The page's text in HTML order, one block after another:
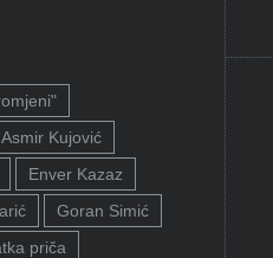
Asmir Kujović
Enver Kazaz
Goran Simić
priča